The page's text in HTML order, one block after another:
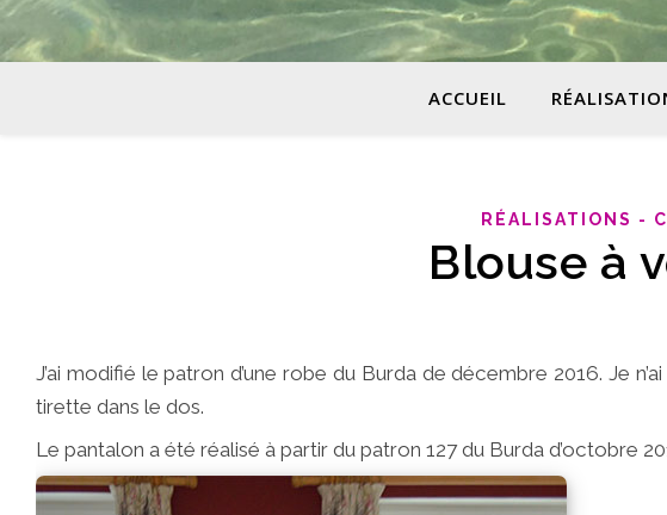
ACCUEIL
RÉALISATIONS -
Blouse à
J’ai modifié le patron d’une robe du Burda de décembre 2016. Je
tirette dans le dos.
Le pantalon a été réalisé à partir du patron 127 du Burda d’octobre